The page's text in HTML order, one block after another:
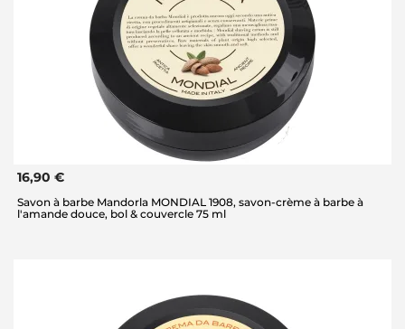
16,90 €
Savon à barbe Mandorla MONDIAL 1908, savon-crème à barbe à
l'amande douce, bol & couvercle 75 ml